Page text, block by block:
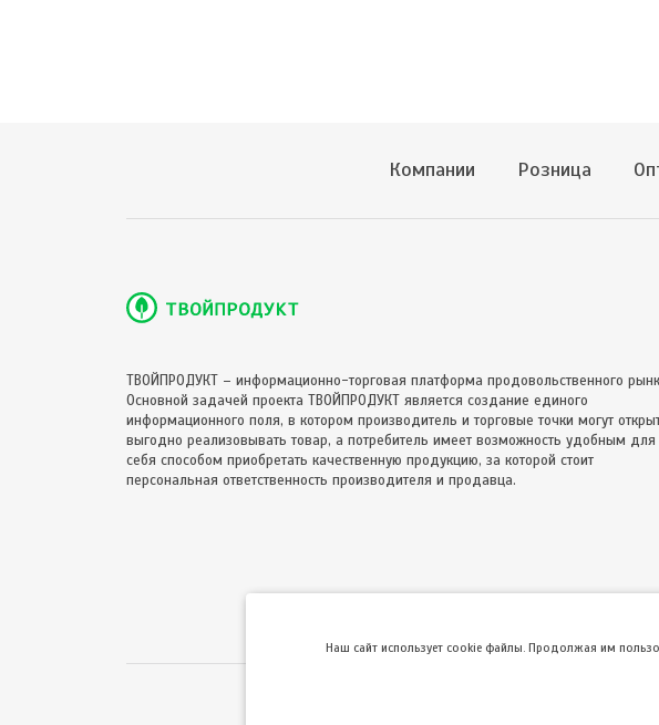
Компании Розница
ТВОЙПРОДУКТ – информационно-торговая платформа продовольственного
Основной задачей проекта ТВОЙПРОДУКТ является создание единого
информационного поля, в котором производитель и торговые точки могут
выгодно реализовывать товар, а потребитель имеет возможность удобным для
себя способом приобретать качественную продукцию, за которой стоит
персональная ответственность производителя и продавца.
Hаш сайт использует cookie файлы. Продолжая им